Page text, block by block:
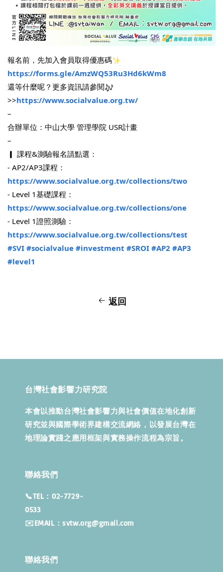
報名前，先加入會員取得優惠碼
https://forms.gle/AmzWQ53Ru3Hd6kWm8
還等什麼呢？更多資訊請參閱
>>https://www.socialvalue.org.tw/
–
合辦單位：中山大學 管理學院 USR計畫
–
▎ 課程&測驗報名請點選：
- AP2/AP3課程：
https://www.socialvalue.org.tw/collections/two
- Level 1基礎課程：
https://www.socialvalue.org.tw/collections/one
- Level 1證照測驗：
https://www.socialvalue.org.tw/collections/test
#SVI #socialvalue #investment #SROI #AP2 #AP3
#level1
返回
台灣社會影響力研究院
本會以推動台灣社會影響力與社會價值在地化創新
研究並與國際學術界建構交流網絡，以發展台灣在
地理論實踐之應用框架與實務操作流程為宗旨。
聯絡我們
📞TEL：02-7729-
✉️EMAIL：svtw.org@gmail.com
聯絡我們